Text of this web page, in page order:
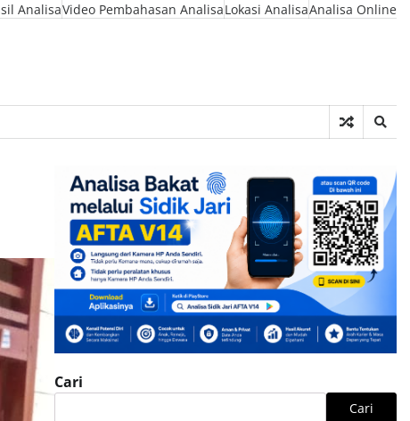
AnalisaVideo Pembahasan AnalisaLokasi AnalisaAnalisa Online
Cari
Cari